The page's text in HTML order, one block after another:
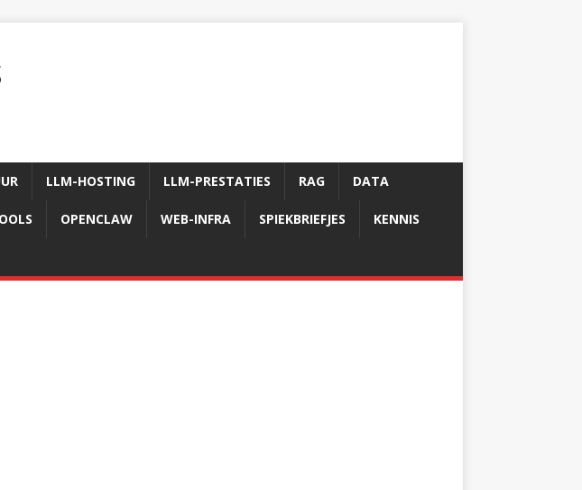
LLM-HOSTING LLM-PRESTATIES RAG DATA
OPENCLAW WEB-INFRA SPIEKBRIEFJES KENNIS